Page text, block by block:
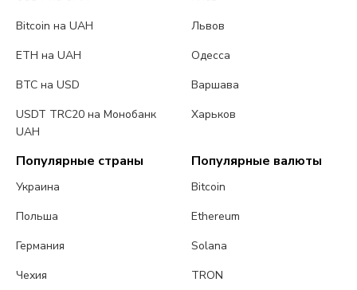
Bitcoin на UAH
ETH на UAH
BTC на USD
USDT TRC20 на Монобанк
UAH
Львов
Одесса
Варшава
Харьков
Популярные страны
Украина
Польша
Германия
Чехия
Популярные валюты
Bitcoin
Ethereum
Solana
TRON